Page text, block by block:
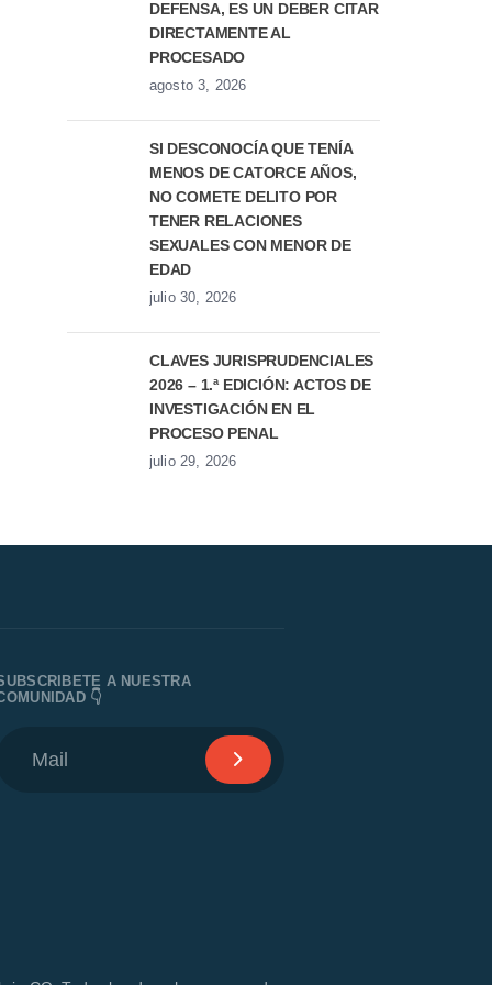
DEFENSA, ES UN DEBER CITAR
DIRECTAMENTE AL
PROCESADO
agosto 3, 2026
SI DESCONOCÍA QUE TENÍA
MENOS DE CATORCE AÑOS,
NO COMETE DELITO POR
TENER RELACIONES
SEXUALES CON MENOR DE
EDAD
julio 30, 2026
CLAVES JURISPRUDENCIALES
2026 – 1.ª EDICIÓN: ACTOS DE
INVESTIGACIÓN EN EL
PROCESO PENAL
julio 29, 2026
A NUESTRA
👇